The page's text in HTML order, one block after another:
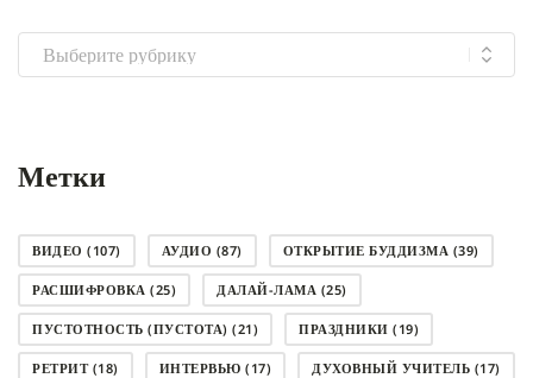
Выбрать
рубрику
Метки
ВИДЕО (107) АУДИО (87) ОТКРЫТИЕ БУДДИЗМА (39)
РАСШИФРОВКА (25) ДАЛАЙ-ЛАМА (25)
ПУСТОТНОСТЬ (ПУСТОТА) (21) ПРАЗДНИКИ (19)
РЕТРИТ(18) ИНТЕРВЬЮ (17) ДУХОВНЫЙ УЧИТЕЛЬ (17)